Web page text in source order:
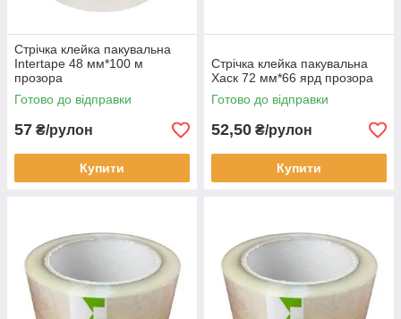
Стрічка клейка пакувальна
Intertape 48 мм*100 м
прозора
Готово до відправки
57 ₴/рулон
Купити
Стрічка клейка пакувальна
Хаск 72 мм*66 ярд прозора
Готово до відправки
52,50 ₴/рулон
Купити